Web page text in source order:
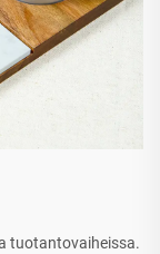
tuotantovaiheissa.